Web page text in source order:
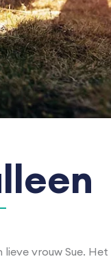
vrouw Sue.